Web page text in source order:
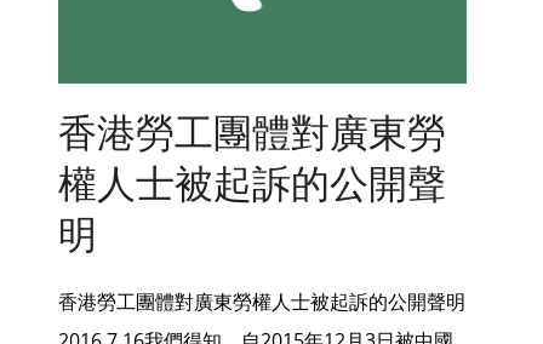
香港勞工團體對廣東勞
權人士被起訴的公開聲
明
香港勞工團體對廣東勞權人士被起訴的公開聲明